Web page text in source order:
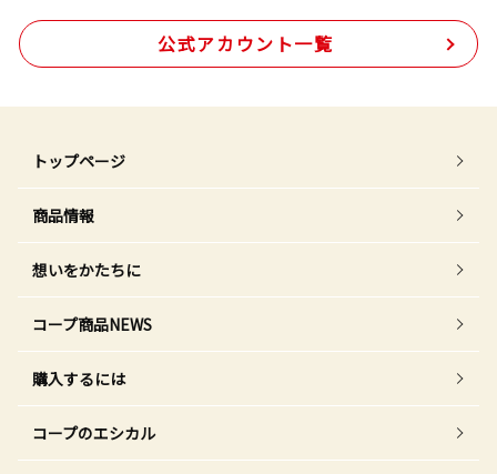
公式アカウント一覧
トップページ
商品情報
想いをかたちに
コープ商品NEWS
購入するには
コープのエシカル